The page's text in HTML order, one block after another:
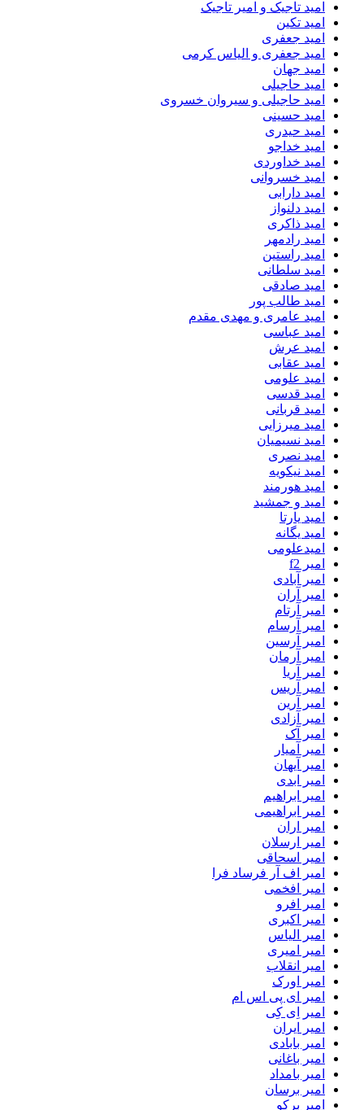
امید تاجیک و امیر تاجیک
امید تکین
امید جعفری
امید جعفری و الیاس کرمی
امید جهان
امید حاجیلی
امید حاجیلی و سیروان خسروی
امید حسینی
امید حیدری
امید خداجو
امید خداوردی
امید خسروانی
امید دارابی
امید دلنواز
امید ذاکری
امید رادمهر
امید راستین
امید سلطانی
امید صادقی
امید طالب پور
امید عامری و مهدی مقدم
امید عباسی
امید عرش
امید عقابی
امید علومی
امید قدسی
امید قربانی
امید میرزایی
امید نسیمیان
امید نصری
امید نیکویه
امید هورمند
امید و جمشید
امید یارتا
امید یگانه
امیدعلومی
امیر f2
امیر آبادی
امیر آران
امیر آرتام
امیر آرسام
امیر آرسین
امیر آرمان
امیر آریا
امیر آریس
امیر آرین
امیر آزادی
امیر آک
امیر آمیار
امیر آیهان
امیر ابدی
امیر ابراهیم
امیر ابراهیمی
امیر اران
امیر ارسلان
امیر اسحاقی
امیر اف آر فرساد فرا
امیر افخمی
امیر افرو
امیر اکبری
امیر الیاس
امیر امیری
امیر انقلاب
امیر اورک
امیر ای پی اس ام
امیر اِی کِی
امیر ایران
امیر بابادی
امیر باغانی
امیر بامداد
امیر برسان
امیر برکو